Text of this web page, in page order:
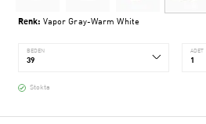
Renk: Vapor Gray-Warm White
BEDEN ADET
Stokta